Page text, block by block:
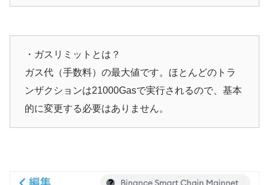
・ガスリミットとは？
ガス代（手数料）の最大値です。ほとんどのトラ
ンザクションは21000Gasで実行されるので、基本
的に変更する必要はありません。